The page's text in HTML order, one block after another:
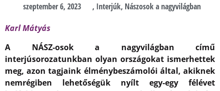
szeptember 6, 2023 , Interjúk, Nászosok a nagyvilágban
Karl Mátyás
A NÁSZ-osok a nagyvilágban című
interjúsorozatunkban olyan országokat ismerhettek
meg, azon tagjaink élménybeszámolói által, akiknek
nemrégiben lehetőségük nyílt egy-egy félévet